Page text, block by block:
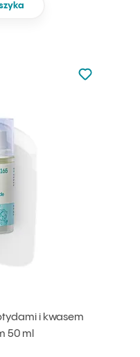
i kwasem
50 ml
Nie dodano
Dodaj do